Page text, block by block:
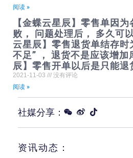
阅读 »
【金蝶云星辰】零售单因
败， 问题处理后， 多久可
云星辰】零售退货单结存时
不足” ， 退货不是应该增
辰】零售开单以后是只能退
2021-11-03
没有评论
阅读 »
社媒分享：
资讯动态：